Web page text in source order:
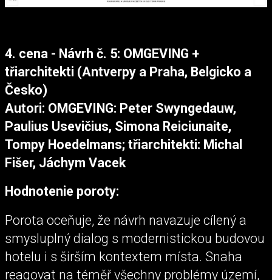
4. cena - Návrh č. 5: OMGEVING +
třiarchitekti (Antverpy a Praha, Belgicko a
Česko)
Autori: OMGEVING: Peter Swyngedauw,
Paulius Usevičius, Simona Reiciunaite,
Tompy Hoedelmans; třiarchitekti: Michal
Fišer, Jáchym Vacek
Hodnotenie poroty:
Porota oceňuje, že návrh navazuje cílený a
smysluplný dialog s modernistickou budovou
hotelu i s širším kontextem místa. Snaha
reagovat na téměř všechny problémy území,